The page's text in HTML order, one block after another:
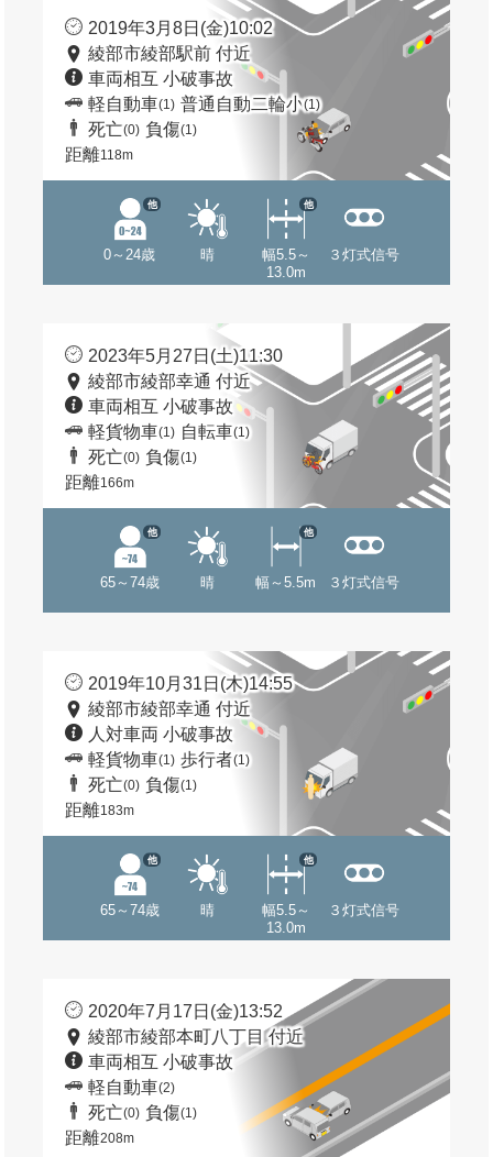
2019年3月8日(金)10:02
綾部市綾部駅前 付近
車両相互 小破事故
軽自動車(1) 普通自動二輪小(1)
死亡(0) 負傷(1)
距離118m
0～24歳
他
晴
幅5.5～
13.0m
他
３灯式信号
2023年5月27日(土)11:30
綾部市綾部幸通 付近
車両相互 小破事故
軽貨物車(1) 自転車(1)
死亡(0) 負傷(1)
距離166m
65～74歳
他
晴 幅～5.5m
他
３灯式信号
2019年10月31日(木)14:55
綾部市綾部幸通 付近
人対車両 小破事故
軽貨物車(1) 歩行者(1)
死亡(0) 負傷(1)
距離183m
65～74歳
他
晴
幅5.5～
13.0m
他
３灯式信号
2020年7月17日(金)13:52
綾部市綾部本町八丁目 付近
車両相互 小破事故
軽自動車(2)
死亡(0) 負傷(1)
距離208m